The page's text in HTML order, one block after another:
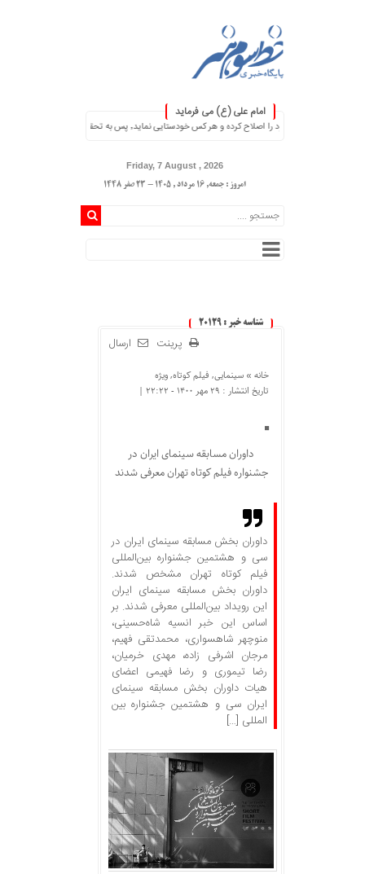
امام علی (ع) می فرماید
Friday, 7 August , 2026
امروز : جمعه, ۱۶ مرداد , ۱۴۰۵ - 23 صفر 1448
شناسه خبر : 20129
ارسال پرینت
خانه » سینمایی, فیلم کوتاه,ویژه
تاریخ انتشار : ۲۹ مهر ۱۴۰۰ - ۲۲:۲۲ |
داوران مسابقه سینمای ایران در
جشنواره فیلم کوتاه تهران معرفی شدند
داوران بخش مسابقه سینمای ایران در
سی و هشتمین جشنواره بین‌المللی
فیلم کوتاه تهران مشخص شدند.
داوران بخش مسابقه سینمای ایران
این رویداد بین‌المللی معرفی شدند. بر
اساس این خبر انسیه شاه‌حسینی،
منوچهر شاهسواری، محمدتقی فهیم،
مرجان اشرفی زاده، مهدی خرمیان،
رضا تیموری و رضا فهیمی اعضای
هیات داوران بخش مسابقه سینمای
ایران سی و هشتمین جشنواره بین
المللی […]